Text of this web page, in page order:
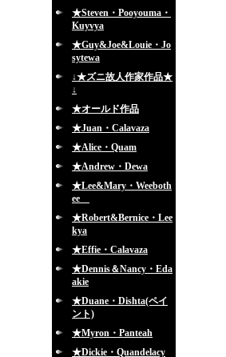
★Steven・Pooyouma・
Kuyvya
★Guy&Joe&Louie・Jo
sytewa
↓★ズニ故人作家作品★
↓
★オールド作品
★Juan・Calavaza
★Alice・Quam
★Andrew・Dewa
★Lee&Mary・Weeboth
ee
★Robert&Bernice・Lee
kya
★Effie・Calavaza
★Dennis＆Nancy・Eda
akie
★Duane・Dishta(ペイ
ント)
★Myron・Panteah
★Dickie・Quandelacy